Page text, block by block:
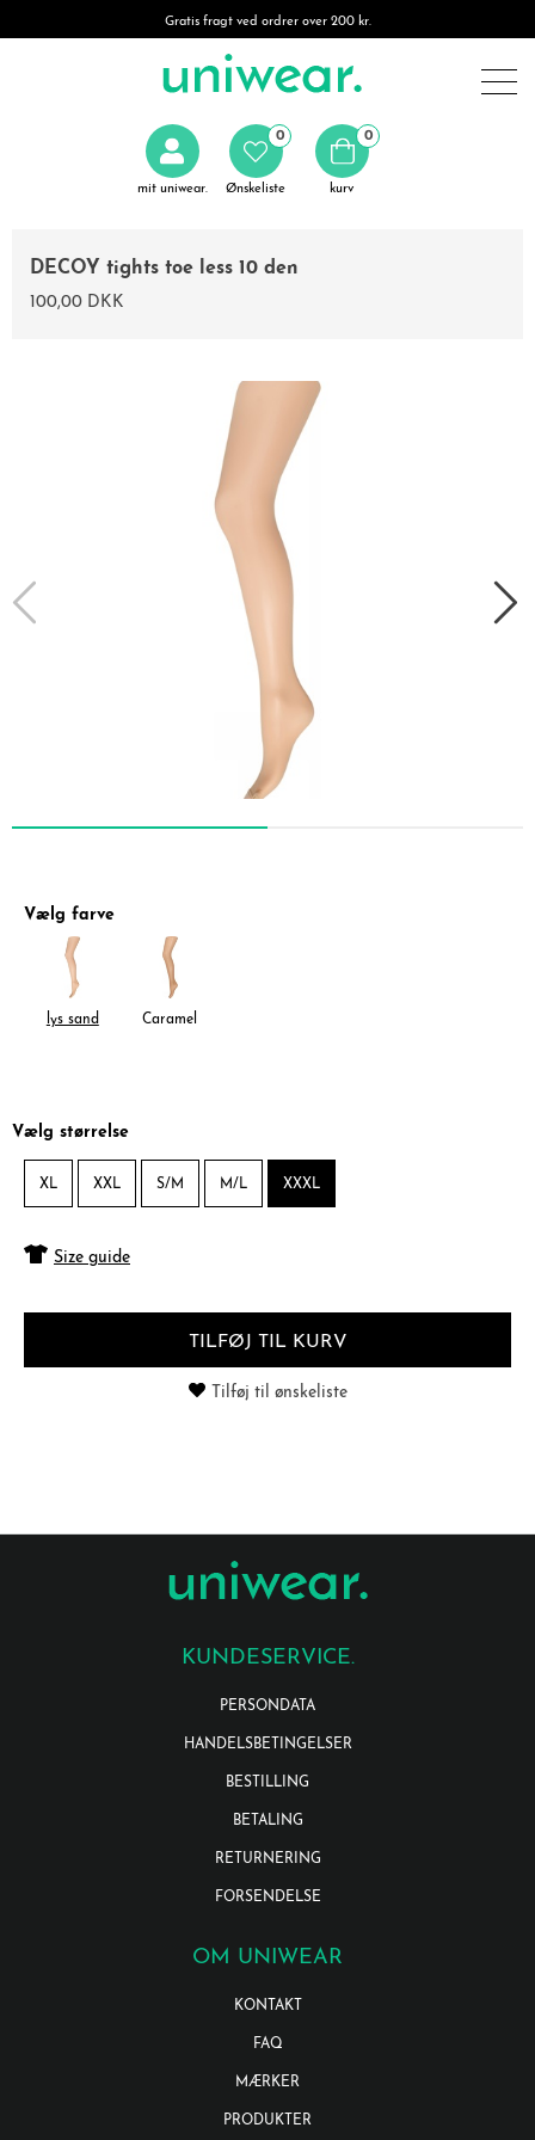
Gratis fragt ved ordrer over 200 kr.
mit uniwear. Ønskeliste
0 0
kurv
DECOY tights toe less 10 den
100,00 DKK
Vælg farve
lys sand Caramel
Vælg størrelse
XL XXL S/M M/L XXXL
Size guide
TILFØJ TIL KURV
Tilføj til ønskeliste
KUNDESERVICE.
PERSONDATA
HANDELSBETINGELSER
BESTILLING
BETALING
RETURNERING
FORSENDELSE
OM UNIWEAR
KONTAKT
FAQ
MÆRKER
PRODUKTER